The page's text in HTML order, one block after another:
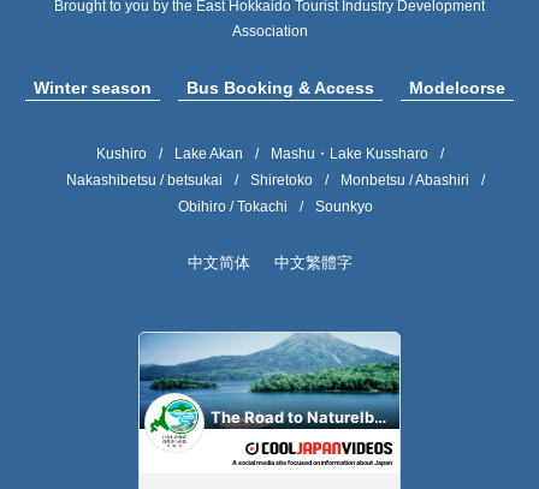
Brought to you by the East Hokkaido Tourist Industry Development
Association
Winter season Bus Booking & Access Modelcorse
Kushiro Lake Akan
Mashu・Lake Kussharo
Nakashibetsu / betsukai
Shiretoko
Monbetsu / Abashiri
Obihiro / Tokachi
Sounkyo
中文简体 中文繁體字